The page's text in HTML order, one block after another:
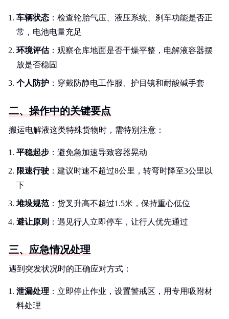
车辆状态 ：检查轮胎气压、液压系统、刹车功能是否正
常，电池电量充足
环境评估：观察仓库地面是否干燥平整，电解液容器摆
放是否稳固
个人防护 ：穿戴防静电工作服、护目镜和耐酸碱手套
二、操作中的关键要点
搬运电解液这类特殊货物时，需特别注意：
平稳起步 ：避免急加速导致容器晃动
限速行驶 ：建议时速不超过8公里，转弯时降至3公里以
下
堆垛规范：货叉升高不超过1.5米，保持重心低位
避让原则 ：遇见行人立即停车，让行人优先通过
三、应急情况处理
遇到突发状况时的正确应对方式：
泄漏处理 ：立即停止作业，设置警戒区，用专用吸附材
料处理